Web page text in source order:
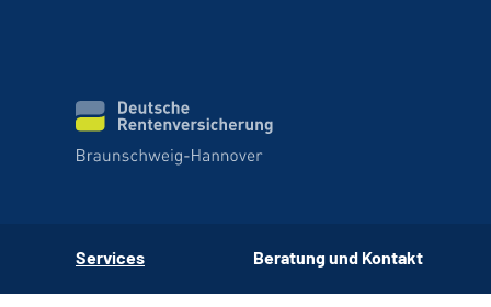
Services Beratung und Kontakt